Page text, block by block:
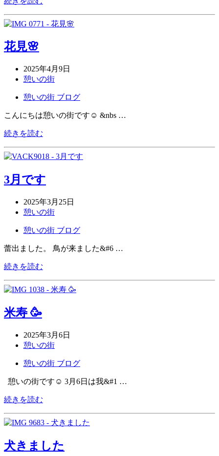
花見🌸
2025年4月9日
憩いの街
憩いの街 ブログ
こんにちは憩いの街です☺ &nbs …
続きを読む
3月です
2025年3月25日
憩いの街
憩いの街 ブログ
蕾出ました。 鳥が来ました&#6 …
続きを読む
米寿 🥳
2025年3月6日
憩いの街
憩いの街 ブログ
憩いの街です☺ 3月6日は我&#1 …
続きを読む
犬きました